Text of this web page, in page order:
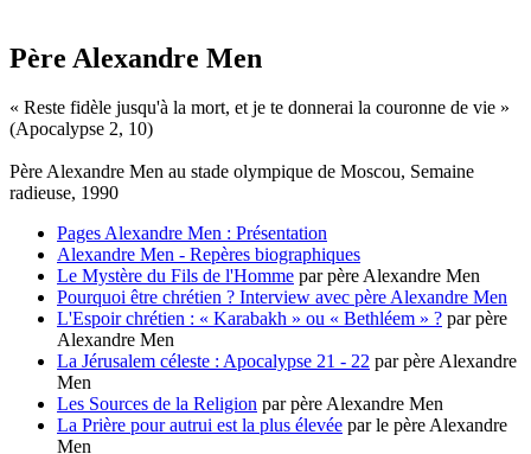
Père Alexandre Men
« Reste fidèle jusqu'à la mort, et je te donnerai la couronne de vie »
(Apocalypse 2, 10)
Père Alexandre Men au stade olympique de Moscou, Semaine
radieuse, 1990
Pages Alexandre Men : Présentation
Alexandre Men - Repères biographiques
Le Mystère du Fils de l'Homme par père Alexandre Men
Pourquoi être chrétien ? Interview avec père Alexandre Men
L'Espoir chrétien : « Karabakh » ou « Bethléem » ? par père
Alexandre Men
La Jérusalem céleste : Apocalypse 21 - 22 par père Alexandre
Men
Les Sources de la Religion par père Alexandre Men
La Prière pour autrui est la plus élevée par le père Alexandre
Men